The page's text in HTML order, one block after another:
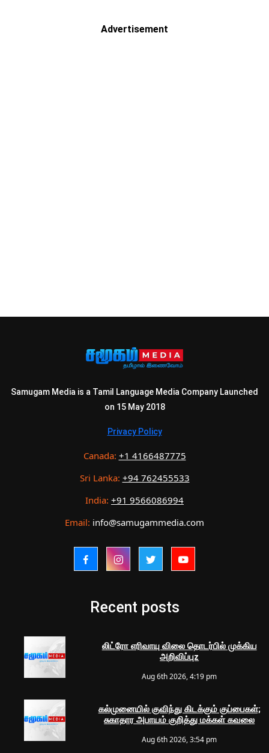
Advertisement
Samugam Media is a Tamil Language Media Company Launched
on 15 May 2018
Privacy Policy
Canada: +1 4166487775
Sri Lanka: +94 762455533
India: +91 9566086994
Email: info@samugammedia.com
Recent posts
லிட்ரோ எரிவாயு விலை தொடர்பில் முக்கிய
அறிவிப்புz
Aug 6th 2026, 4:19 pm
கல்முனையில் குவிந்து கிடக்கும் குப்பைகள்;
சுகாதார அபாயம் குறித்து மக்கள் கவலை
Aug 6th 2026, 3:54 pm